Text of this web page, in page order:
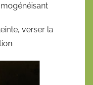
verser la